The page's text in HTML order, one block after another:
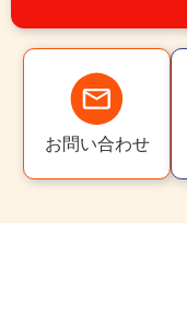
お問い合わせ